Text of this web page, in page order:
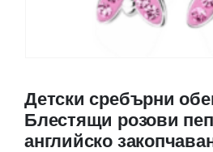
Детски сребърни
Блестящи розови
английско